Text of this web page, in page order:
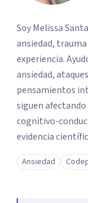
Soy Melissa
ansiedad, trauma
experiencia.
ansiedad,
pensamientos
siguen
cognitivo-
evidencia
duraderos.
familias de
Ansiedad